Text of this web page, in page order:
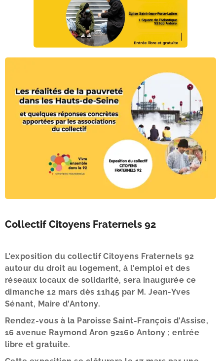
Collectif Citoyens Fraternels 92
L'exposition du collectif Citoyens Fraternels 92
autour du droit au logement, à l'emploi et des
réseaux locaux de solidarité, sera inaugurée ce
dimanche 12 mars dès 11h45 par M. Jean-Yves
Sénant, Maire d'Antony.
Rendez-vous à la Paroisse Saint-François d'Assise,
16 avenue Raymond Aron 92160 Antony ; entrée
libre et gratuite.